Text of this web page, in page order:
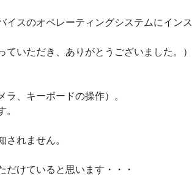
スのオペレーティングシステムにインス
いただき、ありがとうございました。）
、キーボードの操作）。
れません。
けていると思います・・・